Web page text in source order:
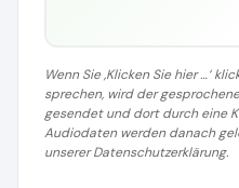
Wenn Sie ‚Klicken Sie hier …‘
sprechen, wird der
gesendet und dort durch eine
Audiodaten werden danach
unserer Datenschutzerklärung.